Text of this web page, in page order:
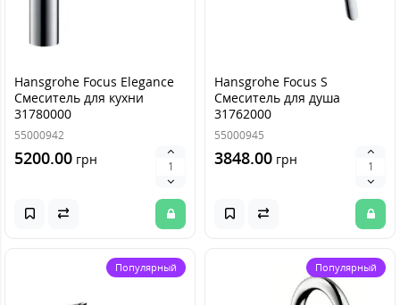
Hansgrohe Focus Elegance
Смеситель для кухни
31780000
55000942
5200.00 грн
Hansgrohe Focus S
Смеситель для душа
31762000
55000945
3848.00 грн
Популярный Популярный